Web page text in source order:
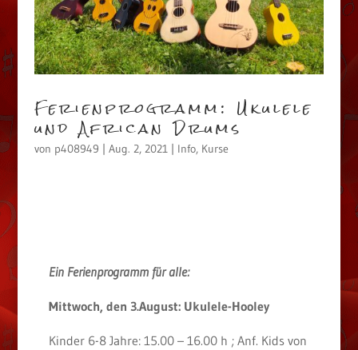
Ferienprogramm: Ukulele
und African Drums
von p408949 Aug. 2, 2021| Info, Kurse
Ein Ferienprogramm für alle:
Mittwoch, den 3.August: Ukulele-Hooley
Kinder 6-8 Jahre: 15.00 – 16.00 h ; Anf. Kids von